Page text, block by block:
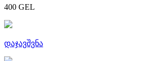
400 GEL
დაჯავშვნა